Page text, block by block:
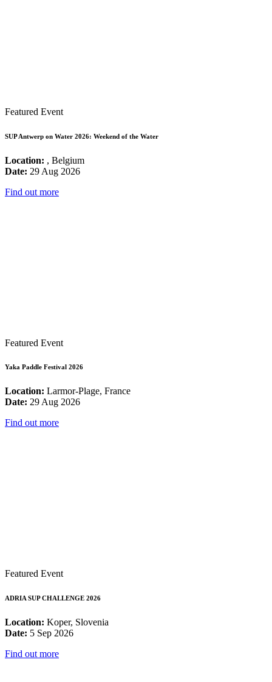
Featured Event
SUP Antwerp on Water 2026: Weekend of the Water
Location: , Belgium
Date: 29 Aug 2026
Find out more
Featured Event
Yaka Paddle Festival 2026
Location: Larmor-Plage, France
Date: 29 Aug 2026
Find out more
Featured Event
ADRIA SUP CHALLENGE 2026
Location: Koper, Slovenia
Date: 5 Sep 2026
Find out more